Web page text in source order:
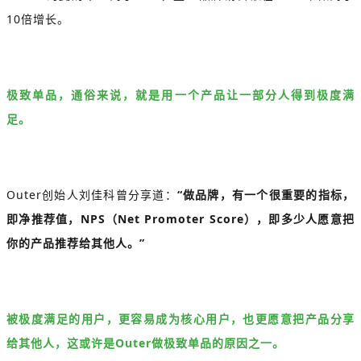
10倍增长。
极致单品，通俗来说，就是用一个产品让一部分人得到极度满
足。
Outer创始人刘佳科曾分享道： “做品牌，有一个很重要的指标，
即净推荐值，NPS（Net Promoter Score），即多少人愿意把
你的产品推荐给其他人。”
被极度满足的用户，更容易成为核心用户，也更愿意把产品分享
给其他人，这或许是Outer做极致单品的原因之一。